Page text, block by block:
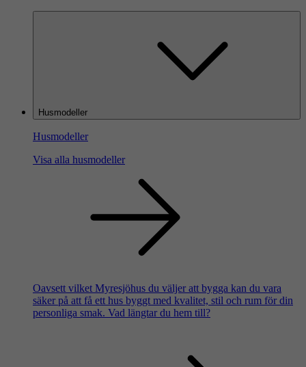
Husmodeller
Husmodeller
Visa alla husmodeller
Oavsett vilket Myresjöhus du väljer att bygga kan du vara
säker på att få ett hus byggt med kvalitet, stil och rum för din
personliga smak. Vad längtar du hem till?